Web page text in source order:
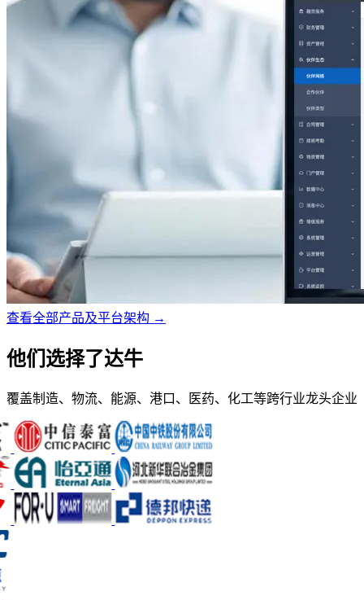
查看全部产品及平台架构 →
他们选择了达牛
覆盖制造、物流、能源、港口、医药、化工等跨行业龙头企业